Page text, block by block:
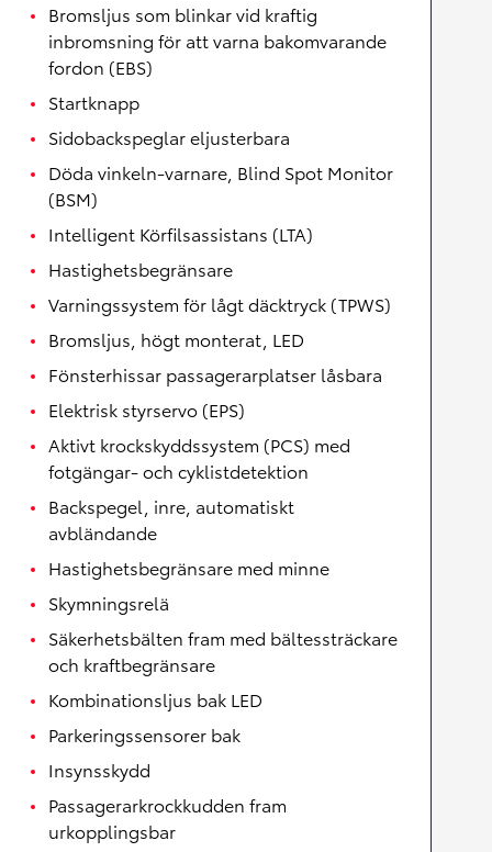
Bromsljus som blinkar vid kraftig
inbromsning för att varna bakomvarande
fordon (EBS)
Startknapp
Sidobackspeglar eljusterbara
Döda vinkeln-varnare, Blind Spot Monitor
(BSM)
Intelligent Körfilsassistans (LTA)
Hastighetsbegränsare
Varningssystem för lågt däcktryck (TPWS)
Bromsljus, högt monterat, LED
Fönsterhissar passagerarplatser låsbara
Elektrisk styrservo (EPS)
Aktivt krockskyddssystem (PCS) med
fotgängar- och cyklistdetektion
Backspegel, inre, automatiskt
avbländande
Hastighetsbegränsare med minne
Skymningsrelä
Säkerhetsbälten fram med bältessträckare
och kraftbegränsare
Kombinationsljus bak LED
Parkeringssensorer bak
Insynsskydd
Passagerarkrockkudden fram
urkopplingsbar